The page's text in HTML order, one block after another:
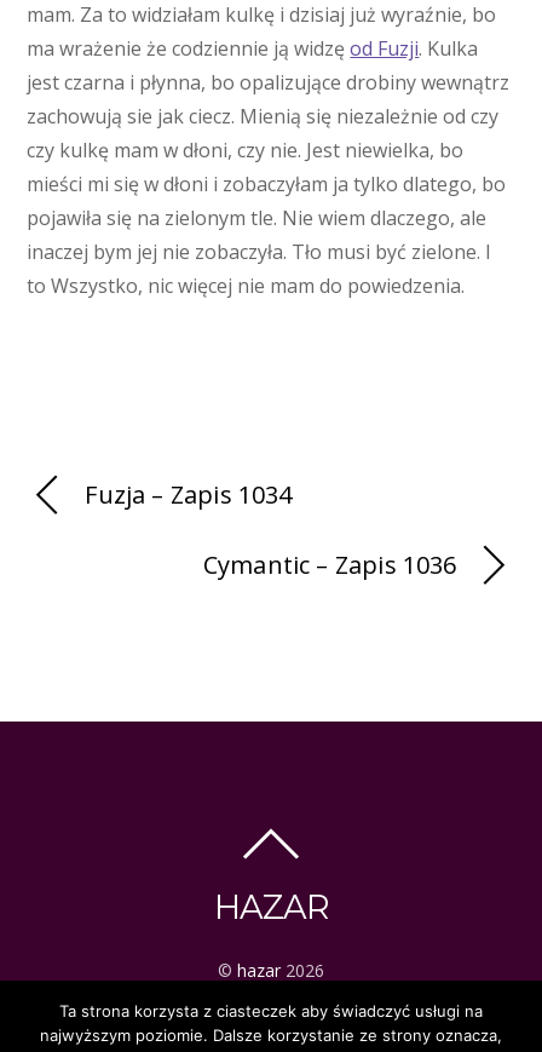
mam. Za to widziałam kulkę i dzisiaj już wyraźnie, bo
ma wrażenie że codziennie ją widzęod Fuzji. Kulka
jest czarna i płynna, bo opalizujące drobiny wewnątrz
zachowują sie jak ciecz. Mienią się niezależnie od czy
czy kulkę mam w dłoni, czy nie. Jest niewielka, bo
mieści mi się w dłoni i zobaczyłam ja tylko dlatego, bo
pojawiła się na zielonym tle. Nie wiem dlaczego, ale
inaczej bym jej nie zobaczyła. Tło musi być zielone. I
to Wszystko, nic więcej nie mam do powiedzenia.
Fuzja – Zapis 1034
Cymantic – Zapis 1036
HAZAR
© hazar 2026
ezoteryka | tarot | mistyka
Ta strona korzysta z ciasteczek aby świadczyć usługi na
najwyższym poziomie. Dalsze korzystanie ze strony oznacza,